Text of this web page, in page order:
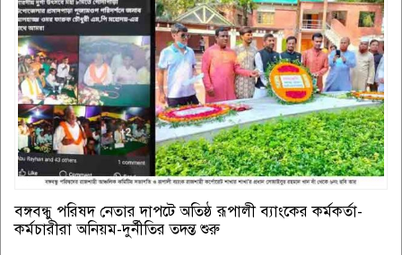
বঙ্গবন্ধু পরিষদ নেতার দাপটে অতিষ্ঠ রূপালী ব্যাংকের কর্মকর্তা-
কর্মচারীরা অনিয়ম-দুর্নীতির তদন্ত শুরু